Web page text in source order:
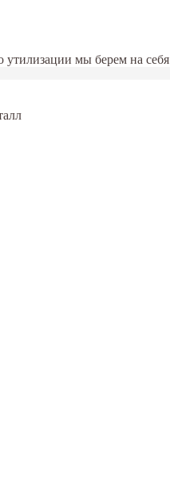
мы берем на себя